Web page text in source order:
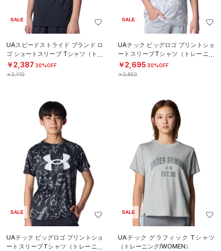
SALE
UAスピードストライド ブランド ロ
ゴ ショートスリーブ Tシャツ（トレ
ーニング/BOYS）
￥2,387 30%OFF
￥3,410
SALE
UAテック ビッグロゴ プリントショ
ートスリーブTシャツ（トレーニン
グ/BOYS）
￥2,695 30%OFF
￥3,850
SALE
UAテック ビッグロゴ プリントショ
ートスリーブTシャツ（トレーニン
SALE
UAテック グラフィック Tシャツ
（トレーニング/WOMEN）